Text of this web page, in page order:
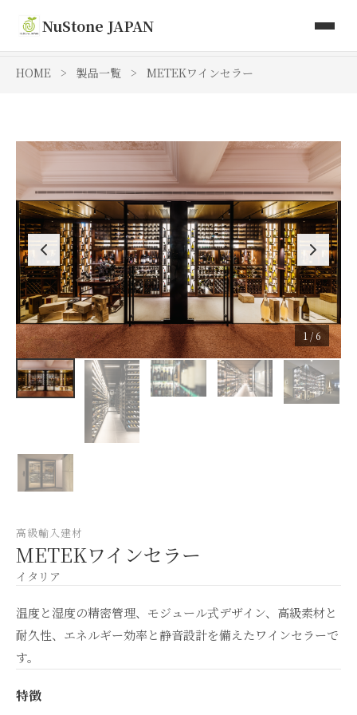
NuStone JAPAN
Toki Artisan Tiles
お問い合わせ
HOME > 製品一覧 > METEKワインセラー
1 / 6
高級輸入建材
METEKワインセラー
イタリア
温度と湿度の精密管理、モジュール式デザイン、高級素材と
耐久性、エネルギー効率と静音設計を備えたワインセラーで
す。
特徴